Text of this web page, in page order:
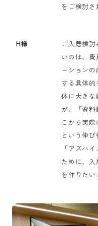
をご検討
H様
ご入居検
いのは、
ーション
する具体
体に大き
が、「資
こから実際
という伸
「アズハ
ために、
を作りたい